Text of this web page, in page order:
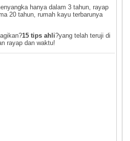
hanya dalam 3 tahun, rayap
20 tahun, rumah kayu terbarunya
15 tips ahli?yang telah teruji di
rayap dan waktu!